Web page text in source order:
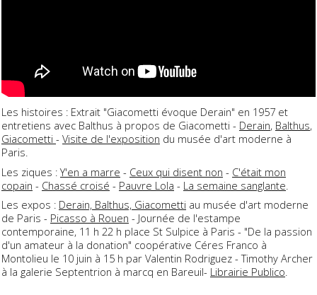
Les histoires : Extrait "Giacometti évoque Derain" en 1957 et
entretiens avec Balthus à propos de Giacometti - Derain, Balthus,
Giacometti - Visite de l'exposition du musée d'art moderne à
Paris.
Les ziques :Y'en a marre - Ceux qui disent non - C'était mon
copain - Chassé croisé - Pauvre Lola - La semaine sanglante
Les expos : Derain, Balthus, Giacometti au musée d'art moderne
de Paris - Picasso à Rouen - Journée de l'estampe
contemporaine, 11 h 22 h place St Sulpice à Paris - "De la passion
d'un amateur à la donation" coopérative Céres Franco à
Montolieu le 10 juin à 15 h par Valentin Rodriguez - Timothy Archer
à la galerie Septentrion à marcq en Bareuil- Librairie Publico